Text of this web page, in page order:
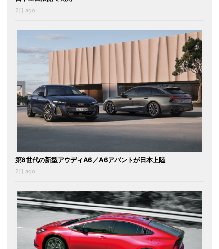
2日 ago
第6世代の新型アウディA6／A6アバントが日本上陸
2日 ago